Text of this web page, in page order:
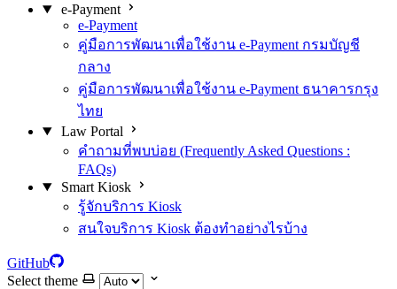
e-Payment
e-Payment
คู่มือการพัฒนาเพื่อใช้งาน e-Payment กรมบัญชี
กลาง
คู่มือการพัฒนาเพื่อใช้งาน e-Payment ธนาคารกรุง
ไทย
Law Portal
คำถามที่พบบ่อย (Frequently Asked Questions :
FAQs)
Smart Kiosk
รู้จักบริการ Kiosk
สนใจบริการ Kiosk ต้องทำอย่างไรบ้าง
GitHub
Select theme